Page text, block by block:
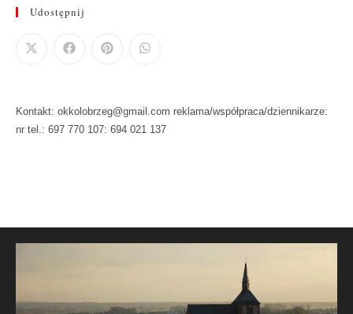
Udostępnij
Kontakt: okkolobrzeg@gmail.com reklama/współpraca/dziennikarze:
nr tel.: 697 770 107: 694 021 137